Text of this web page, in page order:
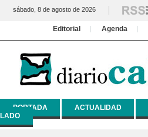
sábado, 8 de agosto de 2026
Editorial Agenda
PORTADA ACTUALIDAD
LADO